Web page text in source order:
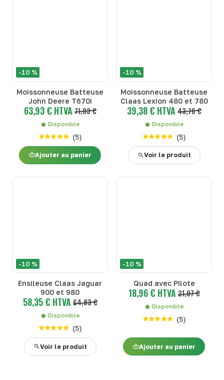
-10 %
Moissonneuse Batteuse
John Deere T670i
63,93 € HTVA 71,03 €
Disponible
(5)
Ajouter au panier
-10 %
Moissonneuse Batteuse
Claas Lexion 480 et 780
39,38 € HTVA 43,76 €
Disponible
(5)
Voir le produit
-10 %
Ensileuse Claas Jaguar
900 et 980
58,35 € HTVA 64,83 €
Disponible
(5)
Voir le produit
-10 %
Quad avec Pilote
18,96 € HTVA 21,07 €
Disponible
(5)
Ajouter au panier